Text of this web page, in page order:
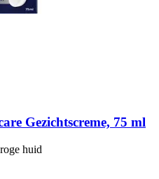
Gezichtscreme, 75 ml
huid